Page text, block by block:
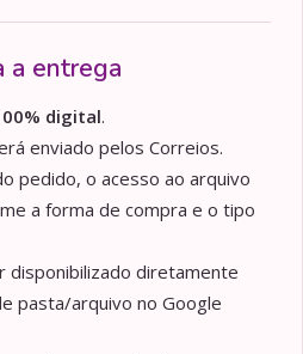
a entrega
digital.
enviado pelos Correios.
pedido, o acesso ao arquivo
a forma de compra e o tipo
disponibilizado diretamente
pasta/arquivo no Google